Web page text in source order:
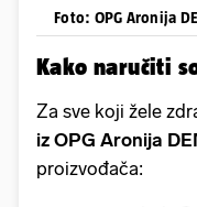
Foto: OPG Aronija
Kako naručiti
Za sve koji žele
iz OPG Aronija
proizvođača: